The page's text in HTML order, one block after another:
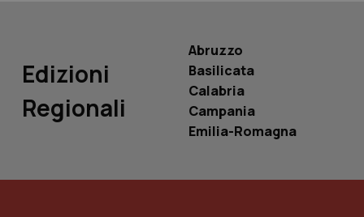
Edizioni
Regionali
Abruzzo
Basilicata
Calabria
Campania
Emilia-Romagna